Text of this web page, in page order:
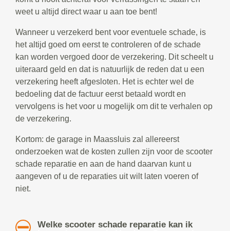
weet u altijd direct waar u aan toe bent!
Wanneer u verzekerd bent voor eventuele schade, is
het altijd goed om eerst te controleren of de schade
kan worden vergoed door de verzekering. Dit scheelt u
uiteraard geld en dat is natuurlijk de reden dat u een
verzekering heeft afgesloten. Het is echter wel de
bedoeling dat de factuur eerst betaald wordt en
vervolgens is het voor u mogelijk om dit te verhalen op
de verzekering.
Kortom: de garage in Maassluis zal allereerst
onderzoeken wat de kosten zullen zijn voor de scooter
schade reparatie en aan de hand daarvan kunt u
aangeven of u de reparaties uit wilt laten voeren of
niet.
Welke scooter schade reparatie kan ik